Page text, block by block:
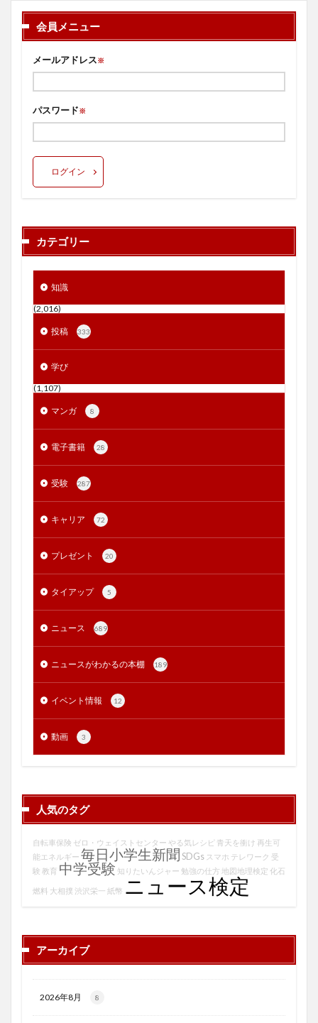
会員メニュー
メールアドレス※
パスワード※
ログイン
カテゴリー
知識
(2,016)
投稿 333
学び
(1,107)
マンガ 8
電子書籍 28
受験 287
キャリア 72
プレゼント 20
タイアップ 5
ニュース 689
ニュースがわかるの本棚 189
イベント情報 12
動画 3
人気のタグ
自転車保険 ゼロ・ウェイストセンター やる気レシピ 青天を衝け 再生可
能エネルギー 毎日小学生新聞 SDGs スマホ テレワーク 受
験 教育 中学受験 知りたいんジャー 勉強の仕方 地図地理検定 化石
燃料 大相撲 渋沢栄一 紙幣 ニュース検定
アーカイブ
2026年8月 8